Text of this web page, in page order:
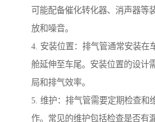
可能配备催化转化器、消声器等
放和噪音。
4. 安装位置：排气管通常安装在
舱延伸至车尾。安装位置的设计
局和排气效率。
5. 维护：排气管需要定期检查和
作。常见的维护包括检查是否有